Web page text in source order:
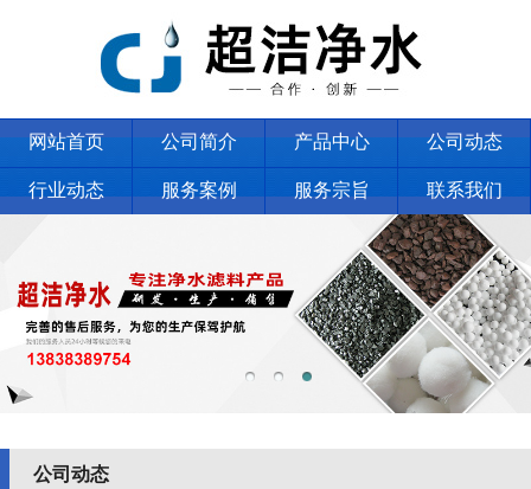
网站首页 公司简介 产品中心 公司动态
行业动态 服务案例 服务宗旨 联系我们
公司动态